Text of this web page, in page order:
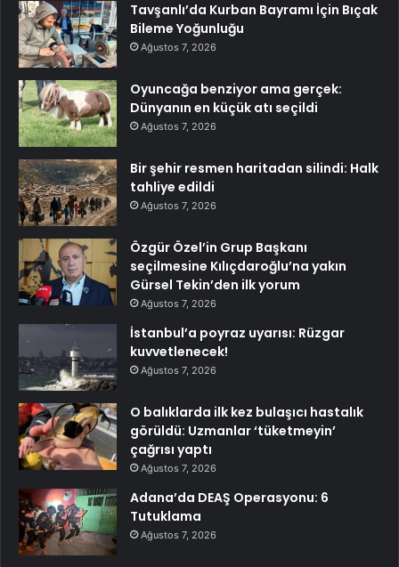
Tavşanlı’da Kurban Bayramı İçin Bıçak
Bileme Yoğunluğu
Ağustos 7, 2026
Oyuncağa benziyor ama gerçek:
Dünyanın en küçük atı seçildi
Ağustos 7, 2026
Bir şehir resmen haritadan silindi: Halk
tahliye edildi
Ağustos 7, 2026
Özgür Özel’in Grup Başkanı
seçilmesine Kılıçdaroğlu’na yakın
Gürsel Tekin’den ilk yorum
Ağustos 7, 2026
İstanbul’a poyraz uyarısı: Rüzgar
kuvvetlenecek!
Ağustos 7, 2026
O balıklarda ilk kez bulaşıcı hastalık
görüldü: Uzmanlar ‘tüketmeyin’
çağrısı yaptı
Ağustos 7, 2026
Adana’da DEAŞ Operasyonu: 6
Tutuklama
Ağustos 7, 2026